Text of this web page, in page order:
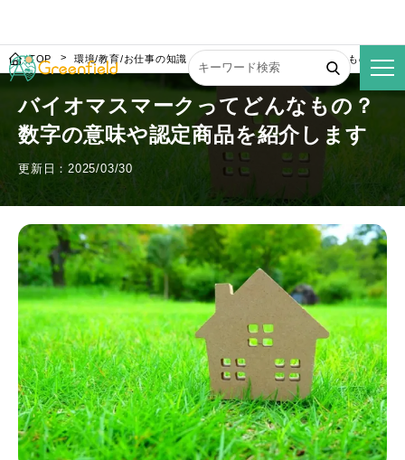
TOP 環境/教育/お仕事の知識 バイオマスマークってどんなもの？数
バイオマスマークってどんなもの？
数字の意味や認定商品を紹介します
更新日：2025/03/30